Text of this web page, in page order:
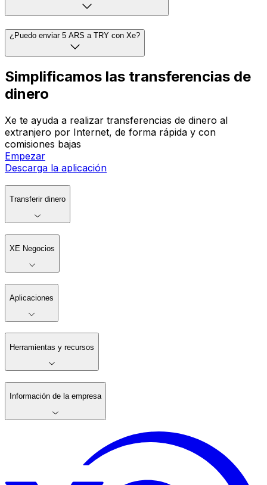
¿Puedo enviar 5 ARS a TRY con Xe?
Simplificamos las transferencias de
dinero
Xe te ayuda a realizar transferencias de dinero al
extranjero por Internet, de forma rápida y con
comisiones bajas
Empezar
Descarga la aplicación
Transferir dinero
XE Negocios
Aplicaciones
Herramientas y recursos
Información de la empresa